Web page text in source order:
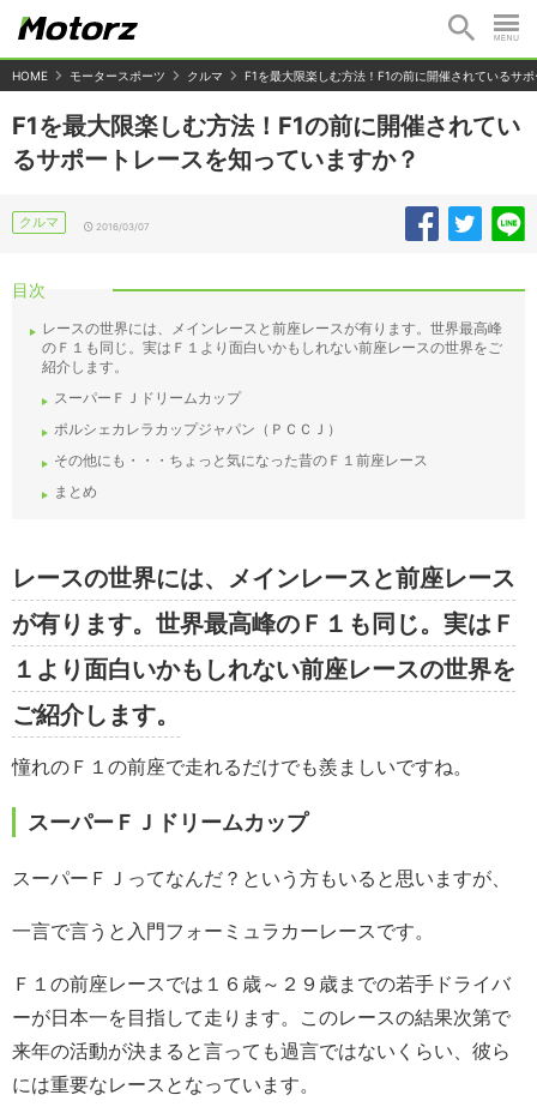
HOME モータースポーツ クルマ F1を最大限楽しむ方法！F1の前に開催されているサ
F1を最大限楽しむ方法！F1の前に開催されてい
るサポートレースを知っていますか？
クルマ 2016/03/07
目次
レースの世界には、メインレースと前座レースが有ります。世界最高峰
のＦ１も同じ。実はＦ１より面白いかもしれない前座レースの世界をご
紹介します。
スーパーＦＪドリームカップ
ポルシェカレラカップジャパン（ＰＣＣＪ）
その他にも・・・ちょっと気になった昔のＦ１前座レース
まとめ
レースの世界には、メインレースと前座レース
が有ります。世界最高峰のＦ１も同じ。実はＦ
１より面白いかもしれない前座レースの世界を
ご紹介します。
憧れのＦ１の前座で走れるだけでも羨ましいですね。
スーパーＦＪドリームカップ
スーパーＦＪってなんだ？という方もいると思いますが、
一言で言うと入門フォーミュラカーレースです。
Ｆ１の前座レースでは１６歳～２９歳までの若手ドライバ
ーが日本一を目指して走ります。このレースの結果次第で
来年の活動が決まると言っても過言ではないくらい、彼ら
には重要なレースとなっています。